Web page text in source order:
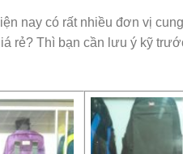
nay có rất nhiều đơn vị
rẻ? Thì bạn cần lưu ý kỹ